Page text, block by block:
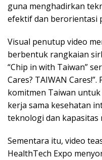
guna menghadirkan
efektif dan berorientasi
Visual penutup video
berbentuk rangkaian
“Chip in with Taiwan”
Cares? TAIWAN
komitmen Taiwan
kerja sama kesehatan
teknologi dan kapasitas
Sementara itu, video
HealthTech Expo